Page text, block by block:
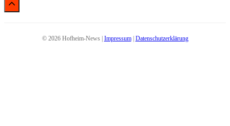
© 2026 Hofheim-News | Impressum| Datenschutzerklärung